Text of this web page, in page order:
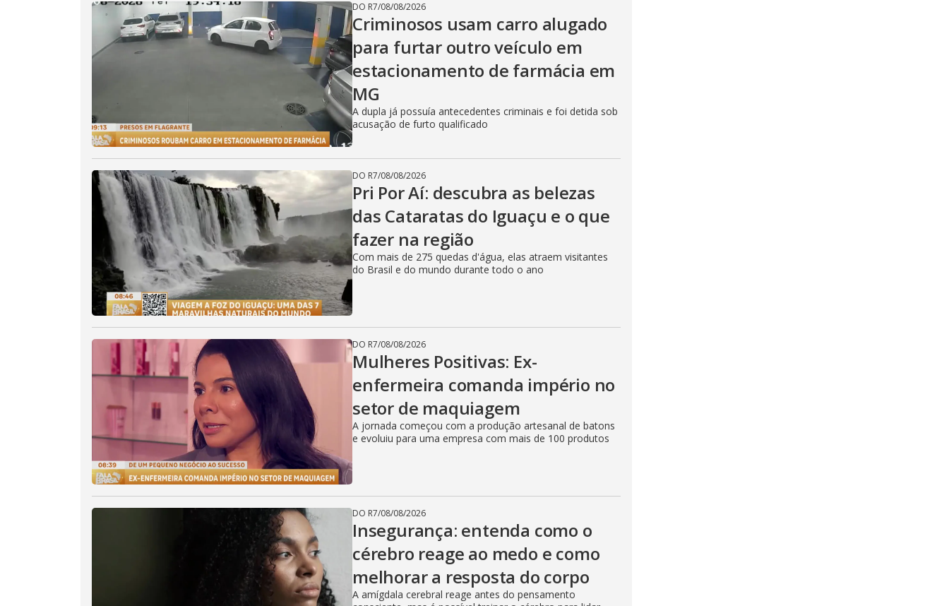
DO R7/08/08/2026
Criminosos usam carro alugado
para furtar outro veículo em
estacionamento de farmácia em
MG
A dupla já possuía antecedentes criminais e foi detida sob
acusação de furto qualificado
DO R7/08/08/2026
Pri Por Aí: descubra as belezas
das Cataratas do Iguaçu e o que
fazer na região
Com mais de 275 quedas d'água, elas atraem visitantes
do Brasil e do mundo durante todo o ano
DO R7/08/08/2026
Mulheres Positivas: Ex-
enfermeira comanda império no
setor de maquiagem
A jornada começou com a produção artesanal de batons
e evoluiu para uma empresa com mais de 100 produtos
DO R7/08/08/2026
Insegurança: entenda como o
cérebro reage ao medo e como
melhorar a resposta do corpo
A amígdala cerebral reage antes do pensamento